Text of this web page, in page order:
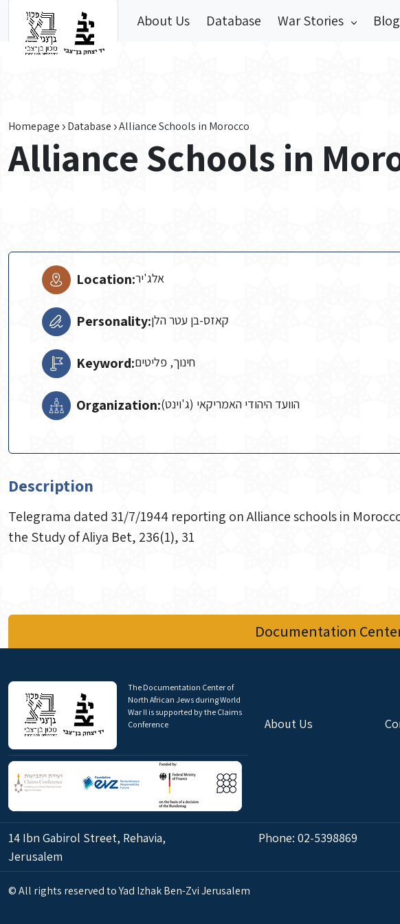
About Us Database War Stories Blog
Homepage Database Alliance Schools in Morocco
Alliance Schools in
Location:אלג'יר
Personality:קאזס-בן עטר הלן
Keyword:חינוך, פליטים
Organization:הוועד היהודי האמריקאי (ג'וינט)
Description
Telegrama dated 31/7/1944 reporting on Alliance schools in
the Study of Aliya Bet, 236(1), 31
Documentation
The Documentation Center of
North African Jews during World
War II is supported by the Claims
Conference
About Us
14 Ibn Gabirol Street, Rehavia,
Jerusalem
Phone: 02-5398869
© All rights reserved to Yad Izhak Ben-Zvi Jerusalem